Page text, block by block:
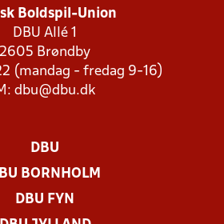
Boldspil-Union
DBU Allé 1
2605 Brøndby
(mandag - fredag 9-16)
dbu@dbu.dk
DBU
BORNHOLM
DBU FYN